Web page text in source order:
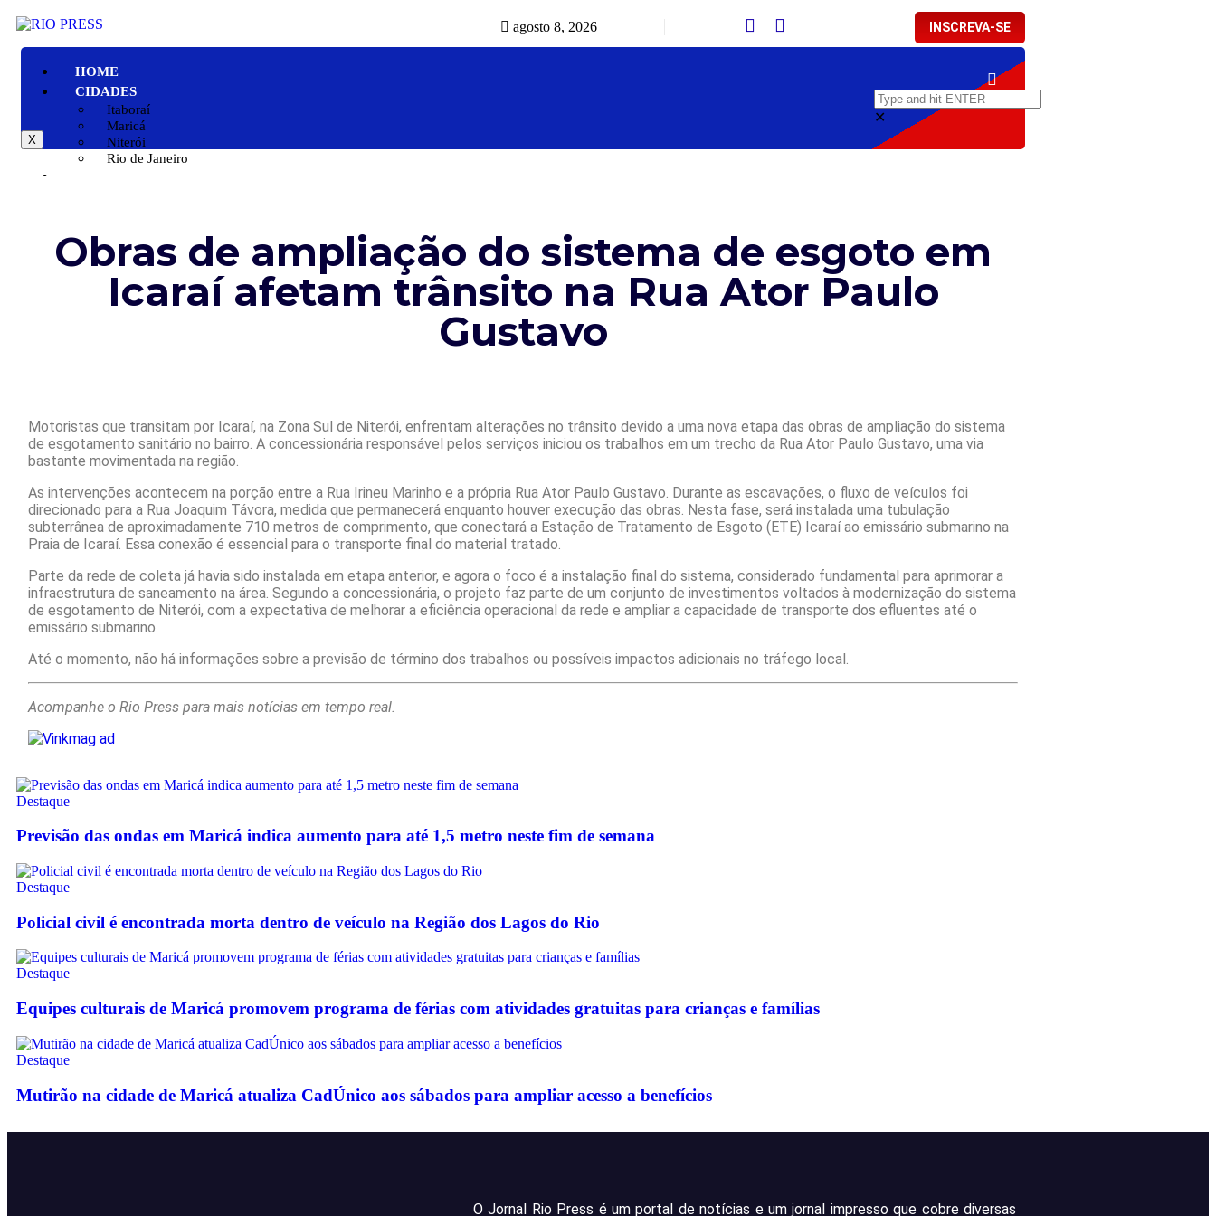
agosto 8, 2026 INSCREVA-SE
HOME
CIDADES
Itaboraí
Maricá
Niterói
Rio de Janeiro
POLÍCIA
ENTRETENIMENTO
COLUNAS
X
✕
Obras de ampliação do sistema de esgoto em
Icaraí afetam trânsito na Rua Ator Paulo
Gustavo
Motoristas que transitam por Icaraí, na Zona Sul de Niterói, enfrentam alterações no trânsito devido a uma nova etapa das obras de ampliação do sistema
de esgotamento sanitário no bairro. A concessionária responsável pelos serviços iniciou os trabalhos em um trecho da Rua Ator Paulo Gustavo, uma via
bastante movimentada na região.
As intervenções acontecem na porção entre a Rua Irineu Marinho e a própria Rua Ator Paulo Gustavo. Durante as escavações, o fluxo de veículos foi
direcionado para a Rua Joaquim Távora, medida que permanecerá enquanto houver execução das obras. Nesta fase, será instalada uma tubulação
subterrânea de aproximadamente 710 metros de comprimento, que conectará a Estação de Tratamento de Esgoto (ETE) Icaraí ao emissário submarino na
Praia de Icaraí. Essa conexão é essencial para o transporte final do material tratado.
Parte da rede de coleta já havia sido instalada em etapa anterior, e agora o foco é a instalação final do sistema, considerado fundamental para aprimorar a
infraestrutura de saneamento na área. Segundo a concessionária, o projeto faz parte de um conjunto de investimentos voltados à modernização do sistema
de esgotamento de Niterói, com a expectativa de melhorar a eficiência operacional da rede e ampliar a capacidade de transporte dos efluentes até o
emissário submarino.
Até o momento, não há informações sobre a previsão de término dos trabalhos ou possíveis impactos adicionais no tráfego local.
Acompanhe o Rio Press para mais notícias em tempo real.
Destaque
Previsão das ondas em Maricá indica aumento para até 1,5 metro neste fim de semana
Destaque
Policial civil é encontrada morta dentro de veículo na Região dos Lagos do Rio
Destaque
Equipes culturais de Maricá promovem programa de férias com atividades gratuitas para crianças e famílias
Destaque
Mutirão na cidade de Maricá atualiza CadÚnico aos sábados para ampliar acesso a benefícios
O Jornal Rio Press é um portal de notícias e um jornal impresso que cobre diversas